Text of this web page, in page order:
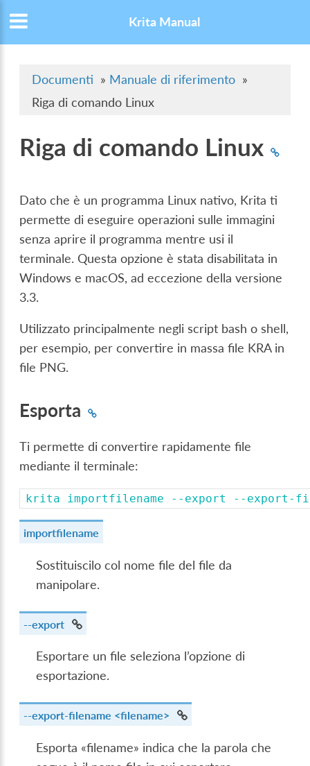
Krita Manual
Documenti » Manuale di riferimento »
Riga di comando Linux
Riga di comando Linux
Dato che è un programma Linux nativo, Krita ti
permette di eseguire operazioni sulle immagini
senza aprire il programma mentre usi il
terminale. Questa opzione è stata disabilitata in
Windows e macOS, ad eccezione della versione
3.3.
Utilizzato principalmente negli script bash o shell,
per esempio, per convertire in massa file KRA in
file PNG.
Esporta
Ti permette di convertire rapidamente file
mediante il terminale:
krita importfilename --export --export-
importfilename
Sostituiscilo col nome file del file da
manipolare.
--export
Esportare un file seleziona l’opzione di
esportazione.
--export-filename <filename>
Esporta «filename» indica che la parola che